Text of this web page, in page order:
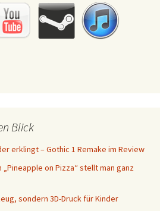
Blick
erklingt – Gothic 1 Remake im Review
„Pineapple on Pizza“ stellt man ganz
sondern 3D-Druck für Kinder